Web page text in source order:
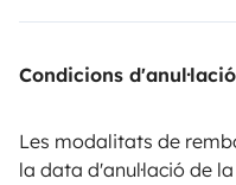
Condicions d'anul·lació
Les modalitats de
la data d'anul·lació de